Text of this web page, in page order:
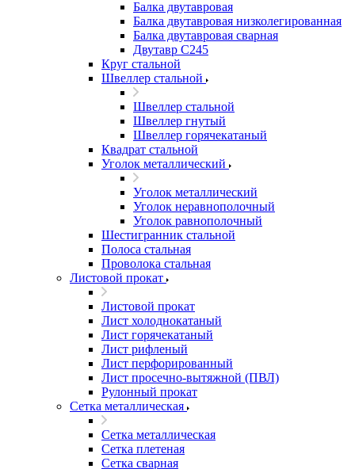
Балка двутавровая
Балка двутавровая низколегированная
Балка двутавровая сварная
Двутавр С245
Круг стальной
Швеллер стальной
Швеллер стальной
Швеллер гнутый
Швеллер горячекатаный
Квадрат стальной
Уголок металлический
Уголок металлический
Уголок неравнополочный
Уголок равнополочный
Шестигранник стальной
Полоса стальная
Проволока стальная
Листовой прокат
Листовой прокат
Лист холоднокатаный
Лист горячекатаный
Лист рифленый
Лист перфорированный
Лист просечно-вытяжной (ПВЛ)
Рулонный прокат
Сетка металлическая
Сетка металлическая
Сетка плетеная
Сетка сварная